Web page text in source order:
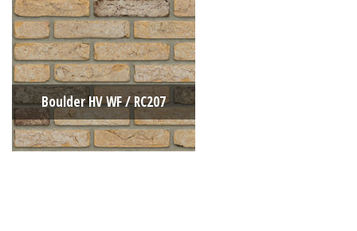
Boulder HV WF / RC207